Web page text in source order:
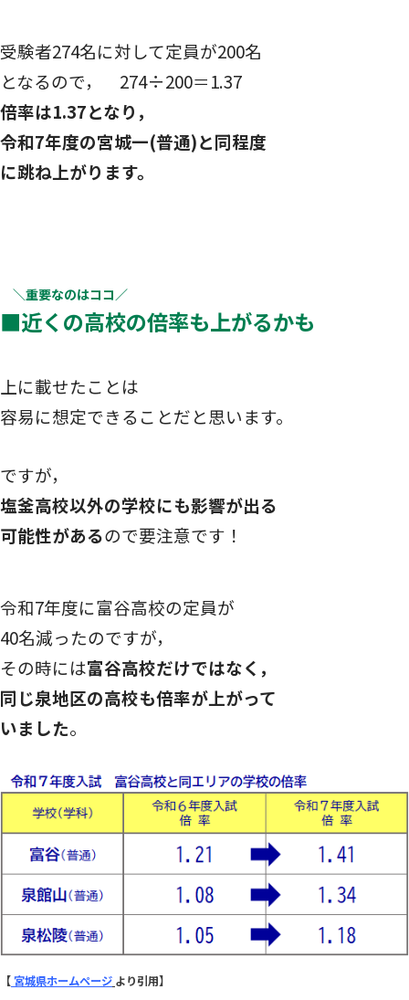
受験者274名に対して定員が200名
となるので， 274÷200＝1.37
倍率は1.37となり，
令和7年度の宮城一(普通)と同程度
に跳ね上がります。
＼重要なのはココ／
■近くの高校の倍率も上がるかも
上に載せたことは
容易に想定できることだと思います。
ですが，
塩釜高校以外の学校にも影響が出る
可能性があるので要注意です！
令和7年度に富谷高校の定員が
40名減ったのですが，
その時には富谷高校だけではなく，
同じ泉地区の高校も倍率が上がって
いました。
【宮城県ホームページ より引用】